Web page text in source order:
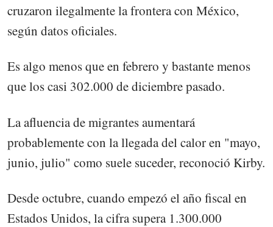
cruzaron ilegalmente la frontera con México,
según datos oficiales.
Es algo menos que en febrero y bastante menos
que los casi 302.000 de diciembre pasado.
La afluencia de migrantes aumentará
probablemente con la llegada del calor en "mayo,
junio, julio" como suele suceder, reconoció Kirby.
Desde octubre, cuando empezó el año fiscal en
Estados Unidos, la cifra supera 1.300.000